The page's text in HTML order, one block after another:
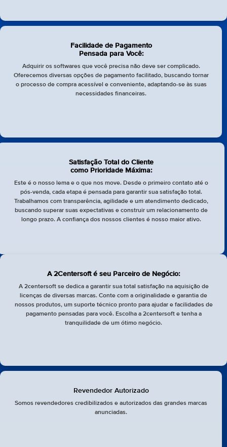
Facilidade de Pagamento
Pensada para Você:
Adquirir os softwares que você precisa não deve ser complicado.
Oferecemos diversas opções de pagamento facilitado, buscando tornar
o processo de compra acessível e conveniente, adaptando-se às suas
necessidades financeiras.
Satisfação Total do Cliente
como Prioridade Máxima:
Este é o nosso lema e o que nos move. Desde o primeiro contato até o
pós-venda, cada etapa é pensada para garantir sua satisfação total.
Trabalhamos com transparência, agilidade e um atendimento dedicado,
buscando superar suas expectativas e construir um relacionamento de
longo prazo. A confiança dos nossos clientes é nosso maior ativo.
A 2Centersoft é seu Parceiro de Negócio:
A 2centersoft se dedica a garantir sua total satisfação na aquisição de
licenças de diversas marcas. Conte com a originalidade e garantia de
nossos produtos, um suporte técnico pronto para ajudar e facilidades de
pagamento pensadas para você. Escolha a 2centersoft e tenha a
tranquilidade de um ótimo negócio.
Revendedor Autorizado
Somos revendedores credibilizados e autorizados das grandes marcas
anunciadas.